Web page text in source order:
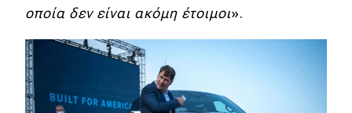
οποία δεν είναι ακόμη έτοιμοι».